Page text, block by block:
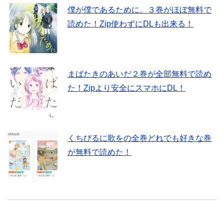
僕が僕であるために。３巻がほぼ無料で
読めた！Zip使わずにDLも出来る！
まばたきのあいだ２巻が全部無料で読め
た！Zipより安全にスマホにDL！
くちびるに歌をの全巻どれでも好きな巻
が無料で読めた！